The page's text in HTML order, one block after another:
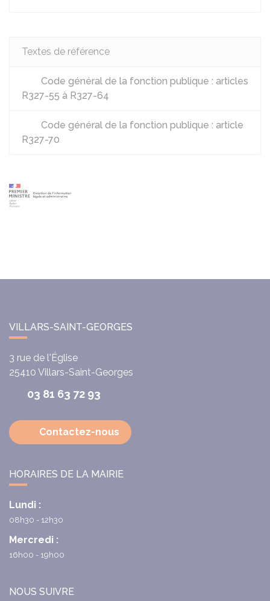
Textes de référence
Code général de la fonction publique : articles
R327-55 à R327-64
Code général de la fonction publique : article
R327-70
VILLARS-SAINT-GEORGES
3 rue de l'Église
25410 Villars-Saint-Georges
03 81 63 72 93
Contactez-nous
HORAIRES DE LA MAIRIE
Lundi :
08h30 - 12h30
Mercredi :
16h00 - 19h00
NOUS SUIVRE